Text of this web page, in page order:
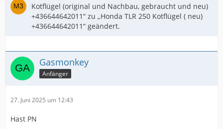
Kotflügel (original und Nachbau, gebraucht und neu)
+436644642011“ zu „Honda TLR 250 Kotflügel ( neu)
+436644642011“ geändert.
Gasmonkey
Anfänger
27. Juni 2025 um 12:43
Hast PN